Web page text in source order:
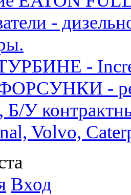
-
-
-
Б/У
Volvo,
Вход